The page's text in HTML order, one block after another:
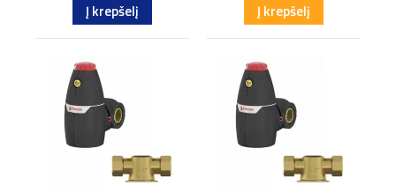
Į krepšelį Į krepšelį